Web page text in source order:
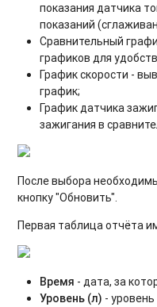
показания датчика
показаний
Сравнительный
графиков для
График скорости -
график;
График датчика
зажигания в
После выбора
кнопку "Обновить".
Первая таблица отчёта
Время - дата, за
Уровень (л) -